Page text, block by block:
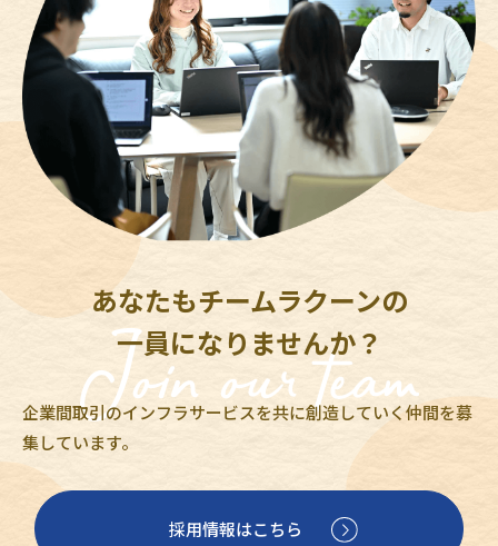
あなたもチームラクーンの
一員になりませんか？
企業間取引のインフラサービスを共に創造していく仲間を募
集しています。
採用情報はこちら